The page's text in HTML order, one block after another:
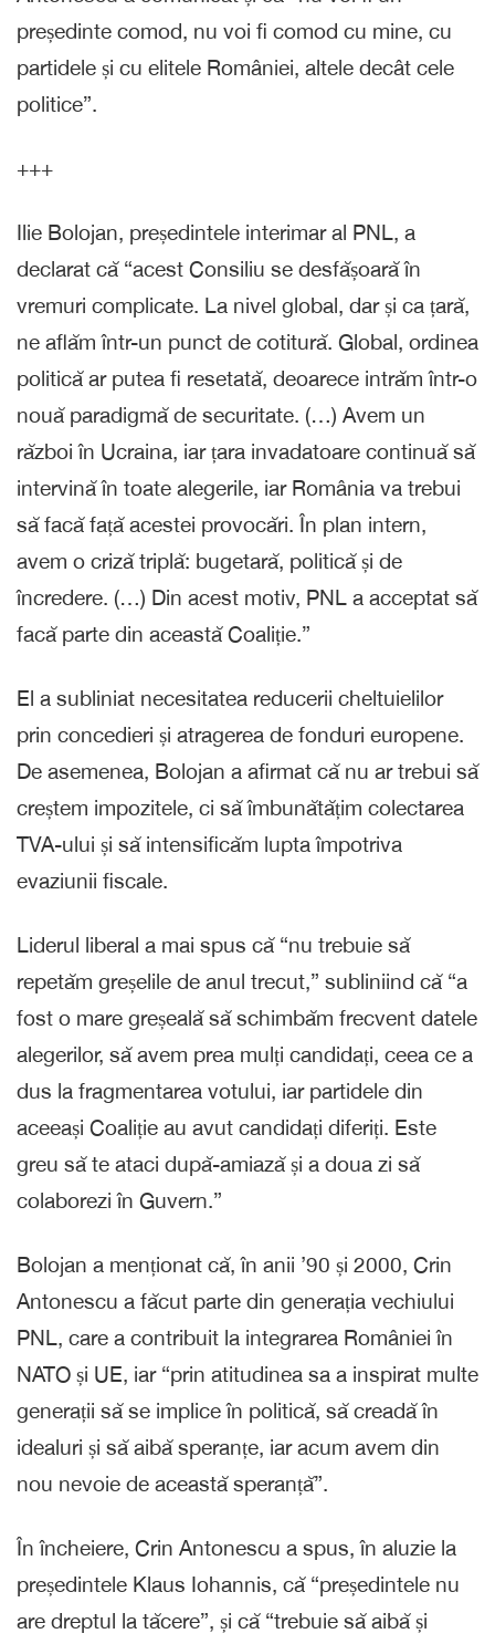
președinte comod, nu voi fi comod cu mine, cu
partidele și cu elitele României, altele decât cele
politice”.
+++
Ilie Bolojan, președintele interimar al PNL, a
declarat că “acest Consiliu se desfășoară în
vremuri complicate. La nivel global, dar și ca țară,
ne aflăm într-un punct de cotitură. Global, ordinea
politică ar putea fi resetată, deoarece intrăm într-o
nouă paradigmă de securitate. (…) Avem un
război în Ucraina, iar țara invadatoare continuă să
intervină în toate alegerile, iar România va trebui
să facă față acestei provocări. În plan intern,
avem o criză triplă: bugetară, politică și de
încredere. (…) Din acest motiv, PNL a acceptat să
facă parte din această Coaliție.”
El a subliniat necesitatea reducerii cheltuielilor
prin concedieri și atragerea de fonduri europene.
De asemenea, Bolojan a afirmat că nu ar trebui să
creștem impozitele, ci să îmbunătățim colectarea
TVA-ului și să intensificăm lupta împotriva
evaziunii fiscale.
Liderul liberal a mai spus că “nu trebuie să
repetăm greșelile de anul trecut,” subliniind că “a
fost o mare greșeală să schimbăm frecvent datele
alegerilor, să avem prea mulți candidați, ceea ce a
dus la fragmentarea votului, iar partidele din
aceeași Coaliție au avut candidați diferiți. Este
greu să te ataci după-amiază și a doua zi să
colaborezi în Guvern.”
Bolojan a menționat că, în anii ’90 și 2000, Crin
Antonescu a făcut parte din generația vechiului
PNL, care a contribuit la integrarea României în
NATO și UE, iar “prin atitudinea sa a inspirat multe
generații să se implice în politică, să creadă în
idealuri și să aibă speranțe, iar acum avem din
nou nevoie de această speranță”.
În încheiere, Crin Antonescu a spus, în aluzie la
președintele Klaus Iohannis, că “președintele nu
are dreptul la tăcere”, și că “trebuie să aibă și